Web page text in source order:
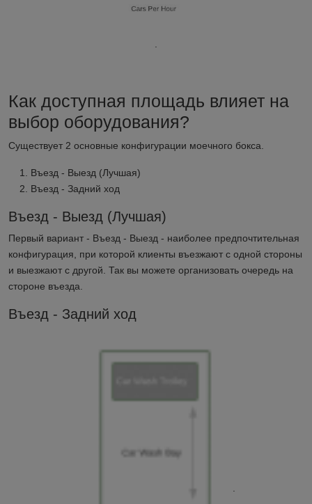
.
Как доступная площадь влияет на
выбор оборудования?
Существует 2 основные конфигурации моечного бокса.
Въезд - Выезд (Лучшая)
Въезд - Задний ход
Въезд - Выезд (Лучшая)
Первый вариант - Въезд - Выезд - наиболее предпочтительная
конфигурация, при которой клиенты въезжают с одной стороны
и выезжают с другой. Так вы можете организовать очередь на
стороне въезда.
Въезд - Задний ход